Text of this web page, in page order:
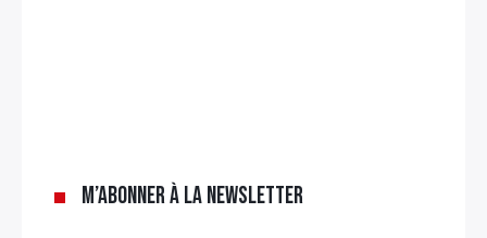
M’abonner à la newsletter
Rechercher